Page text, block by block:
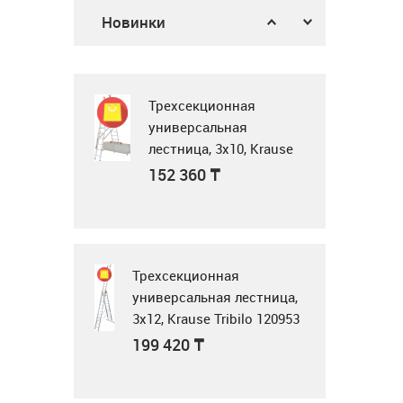
Midea MG3205X
Микроволновка
Микроволновая
Новинки
Трехсекционная
универсальная
лестница, 3x10, Krause
Tribilo 129765
152 360 ₸
Трехсекционная
универсальная лестница,
3x12, Krause Tribilo 120953
199 420 ₸